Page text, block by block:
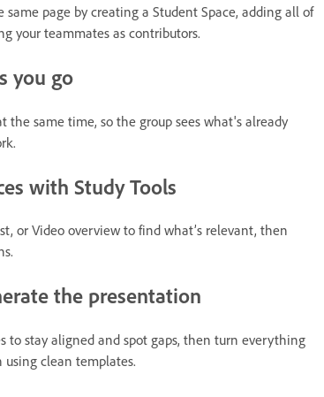
page by creating a Student Space, adding all of
your teammates as contributors.
you go
the same time, so the group sees what's already
with Study Tools
or Video overview to find what’s relevant, then
the presentation
to stay aligned and spot gaps, then turn everything
using clean templates.